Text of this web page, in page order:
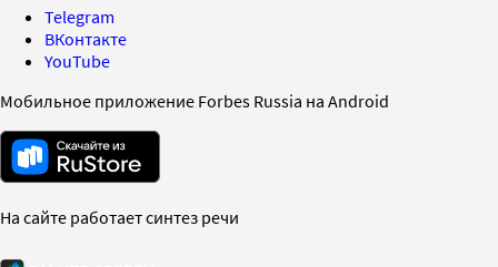
Telegram
ВКонтакте
YouTube
Мобильное приложение Forbes Russia на Android
На сайте работает синтез речи